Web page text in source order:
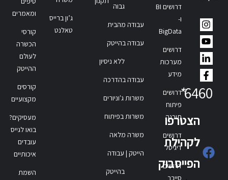
6460
*
הצטרפו
לקהילת
הפייסבוק
דרושים BI
ו-
BigData
דרושים
מערכות
מידע
דרושים
פיתוח
תוכנה
דרושים
דיגיטל
דרושים
סייבר
גבוה
עבודה מהבית
עבודה בהייטק
ללא ניסיון
עבודה בהדרכה
משרות ג'וניורים
משרות בפיתוח
משרה מלאה
הייטק | עבודה
בהייטק
ג’ון ברייס
טאלנט
ומאמרים
קורסי
הכשרה
לעולם
ההייטק
קורסים
מקצועיים
מעסיקים?
בואו לגייס
עובדים
איכותיים
השמת